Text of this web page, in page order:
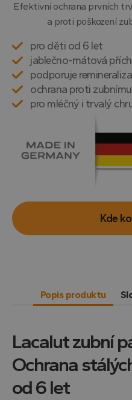
Efektivní ochrana prvních
a proti poškození
pro děti od 6 let
jablečno-mátová
podporuje
ochrana proti
pro mléčný i trvalý
Kde
Popis produktu
Lacalut zubní
Ochrana
od 6 let